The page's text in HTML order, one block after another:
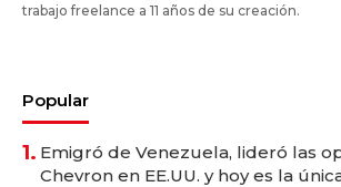
trabajo freelance a 11 años de su creación.
Popular
1. Emigró de Venezuela, lideró las
Chevron en EE.UU. y hoy es la